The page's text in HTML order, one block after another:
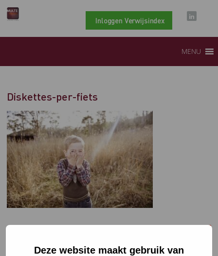
Deze website maakt gebruik van
Inloggen Verwijsindex
MENU
Diskettes-per-fiets